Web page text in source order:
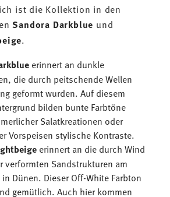
ist die Kollektion in den
Sandora Darkblue und
.
erinnert an dunkle
die durch peitschende Wellen
geformt wurden. Auf diesem
bilden bunte Farbtöne
Salatkreationen oder
Vorspeisen stylische Kontraste.
erinnert an die durch Wind
verformten Sandstrukturen am
Dünen. Dieser Off-White Farbton
gemütlich. Auch hier kommen